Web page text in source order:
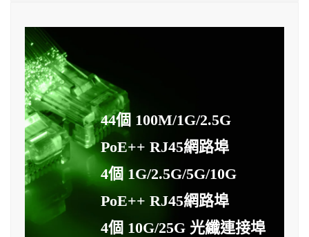
44個 100M/1G/2.5G
PoE++ RJ45網路埠
4個 1G/2.5G/5G/10G
PoE++ RJ45網路埠
4個 10G/25G 光纖連接埠